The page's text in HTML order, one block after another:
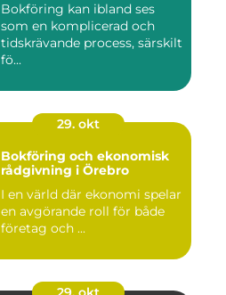
Bokföring kan ibland ses
som en komplicerad och
tidskrävande process, särskilt
fö...
29. okt
Bokföring och ekonomisk
rådgivning i Örebro
I en värld där ekonomi spelar
en avgörande roll för både
företag och ...